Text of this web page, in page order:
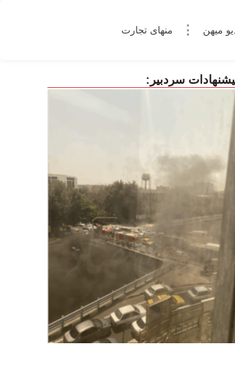
میهن منهای تجارت
سردبیر: